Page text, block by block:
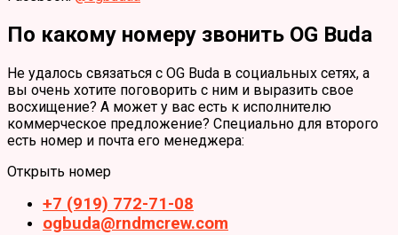
По какому номеру звонить OG Buda
Не удалось связаться с OG Buda в социальных сетях, а
вы очень хотите поговорить с ним и выразить свое
восхищение? А может у вас есть к исполнителю
коммерческое предложение? Специально для второго
есть номер и почта его менеджера:
Открыть номер
+7 (919) 772-71-08
ogbuda@rndmcrew.com